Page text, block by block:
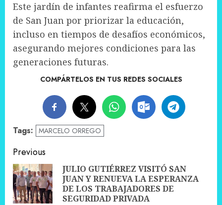
Este jardín de infantes reafirma el esfuerzo
de San Juan por priorizar la educación,
incluso en tiempos de desafíos económicos,
asegurando mejores condiciones para las
generaciones futuras.
COMPÁRTELOS EN TUS REDES SOCIALES
Tags: MARCELO ORREGO
Post
navigation
Previous
JULIO GUTIÉRREZ VISITÓ SAN
JUAN Y RENUEVA LA ESPERANZA
DE LOS TRABAJADORES DE
SEGURIDAD PRIVADA